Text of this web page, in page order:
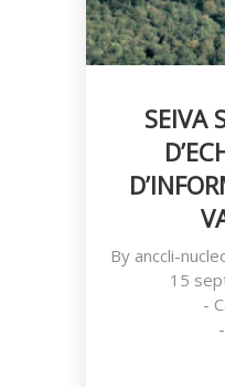
SEIVA
By anccli-
15
-